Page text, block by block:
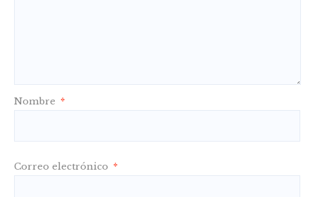
Nombre *
Correo electrónico *